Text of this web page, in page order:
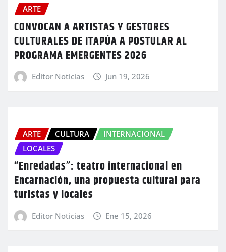
ARTE
CONVOCAN A ARTISTAS Y GESTORES
CULTURALES DE ITAPÚA A POSTULAR AL
PROGRAMA EMERGENTES 2026
Editor Noticias Jun 19, 2026
ARTE CULTURA
INTERNACIONAL
LOCALES
“Enredadas”: teatro internacional en
Encarnación, una propuesta cultural para
turistas y locales
Editor Noticias Ene 15, 2026